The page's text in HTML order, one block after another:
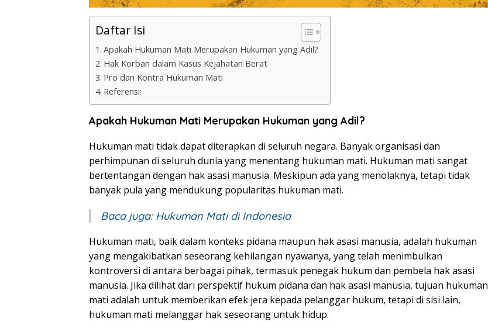
Daftar Isi
Apakah Hukuman Mati Merupakan Hukuman yang Adil?
Hak Korban dalam Kasus Kejahatan Berat
Pro dan Kontra Hukuman Mati
Referensi:
Apakah Hukuman Mati Merupakan Hukuman yang Adil?
Hukuman mati tidak dapat diterapkan di seluruh negara. Banyak organisasi dan
perhimpunan di seluruh dunia yang menentang hukuman mati. Hukuman mati sangat
bertentangan dengan hak asasi manusia. Meskipun ada yang menolaknya, tetapi tidak
banyak pula yang mendukung popularitas hukuman mati.
Baca juga: Hukuman Mati di Indonesia
Hukuman mati, baik dalam konteks pidana maupun hak asasi manusia, adalah hukuman
yang mengakibatkan seseorang kehilangan nyawanya, yang telah menimbulkan
kontroversi di antara berbagai pihak, termasuk penegak hukum dan pembela hak asasi
manusia. Jika dilihat dari perspektif hukum pidana dan hak asasi manusia, tujuan hukuman
mati adalah untuk memberikan efek jera kepada pelanggar hukum, tetapi di sisi lain,
hukuman mati melanggar hak seseorang untuk hidup.